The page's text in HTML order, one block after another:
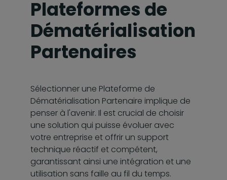
Plateformes de
Dématérialisation
Partenaires
Sélectionner une Plateforme de
Dématérialisation Partenaire implique de
penser à l'avenir. Il est crucial de choisir
une solution qui puisse évoluer avec
votre entreprise et offrir un support
technique réactif et compétent,
garantissant ainsi une intégration et une
utilisation sans faille au fil du temps.